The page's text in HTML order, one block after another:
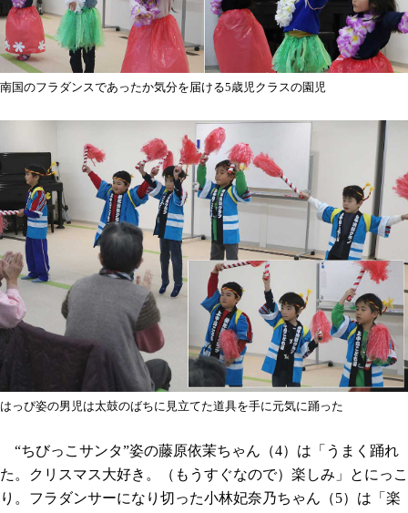
南国のフラダンスであったか気分を届ける5歳児クラスの園児
はっぴ姿の男児は太鼓のばちに見立てた道具を手に元気に踊った
“ちびっこサンタ”姿の藤原依茉ちゃん（4）は「うまく踊れ
た。クリスマス大好き。（もうすぐなので）楽しみ」とにっこ
り。フラダンサーになり切った小林妃奈乃ちゃん（5）は「楽